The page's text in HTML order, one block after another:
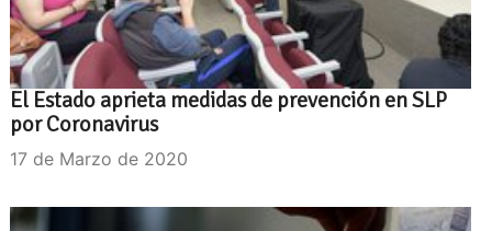
El Estado aprieta medidas de prevención en SLP
por Coronavirus
17 de Marzo de 2020